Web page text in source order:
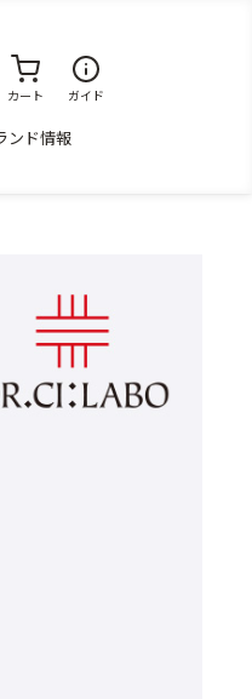
カート ガイド
ンド情報